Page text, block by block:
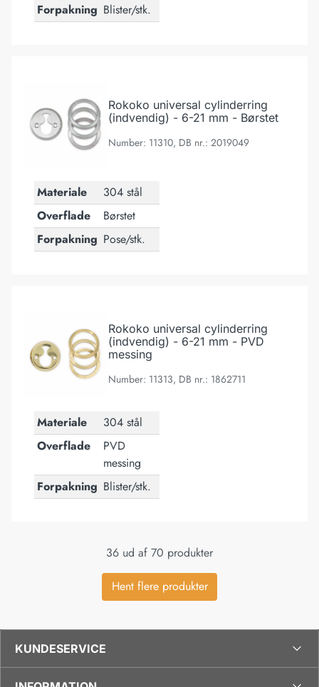
Forpakning Blister/stk.
Rokoko universal cylinderring
(indvendig) - 6-21 mm - Børstet
Number: 11310, DB nr.: 2019049
Materiale
304 stål
Overflade
Børstet
Forpakning Pose/stk.
Rokoko universal cylinderring
(indvendig) - 6-21 mm - PVD
messing
Number: 11313, DB nr.: 1862711
Materiale
304 stål
Overflade
PVD
messing
Forpakning Blister/stk.
36 ud af 70 produkter
Hent flere produkter
KUNDESERVICE